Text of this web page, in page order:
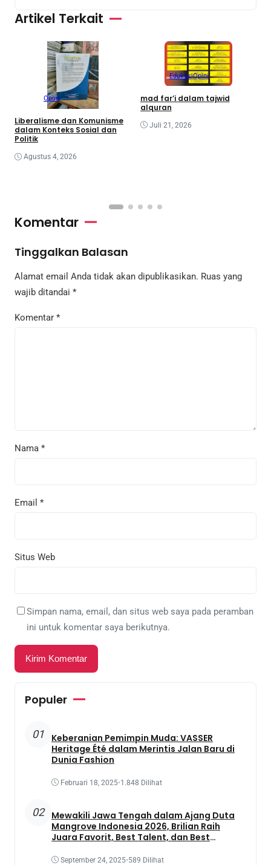
Artikel Terkait
Opini
Liberalisme dan Komunisme
dalam Konteks Sosial dan
Politik
Agustus 4, 2026
EdukasiOpini
mad far’i dalam tajwid
alquran
Juli 21, 2026
Komentar
Tinggalkan Balasan
Alamat email Anda tidak akan dipublikasikan. Ruas yang
wajib ditandai *
Komentar *
Nama *
Email *
Situs Web
Simpan nama, email, dan situs web saya pada peramban
ini untuk komentar saya berikutnya.
Populer
01
Keberanian Pemimpin Muda: VASSER
Heritage Été dalam Merintis Jalan Baru di
Dunia Fashion
Februari 18, 2025•1.848 Dilihat
02
Mewakili Jawa Tengah dalam Ajang Duta
Mangrove Indonesia 2026, Brilian Raih
Juara Favorit, Best Talent, dan Best
September 24, 2025•589 Dilihat